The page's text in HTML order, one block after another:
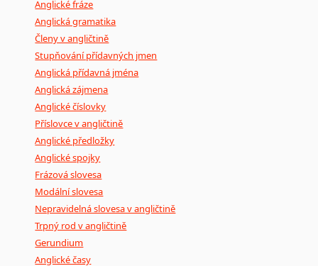
Anglické fráze
Anglická gramatika
Členy v angličtině
Stupňování přídavných jmen
Anglická přídavná jména
Anglická zájmena
Anglické číslovky
Příslovce v angličtině
Anglické předložky
Anglické spojky
Frázová slovesa
Modální slovesa
Nepravidelná slovesa v angličtině
Trpný rod v angličtině
Gerundium
Anglické časy